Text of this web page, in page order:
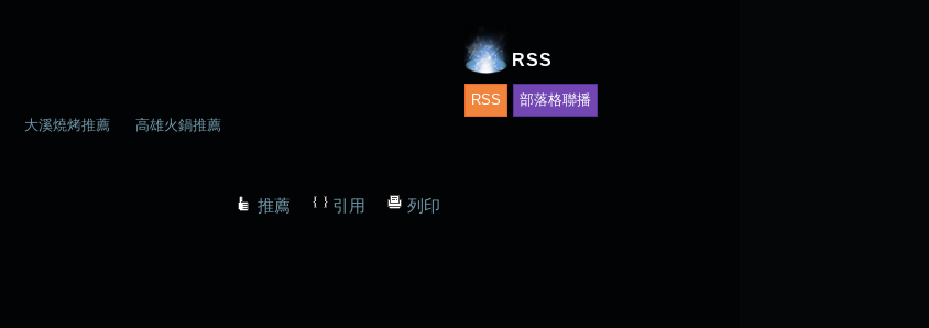
大溪燒烤推薦 高雄火鍋推薦
推薦 引用 列印
RSS
RSS 部落格聯播